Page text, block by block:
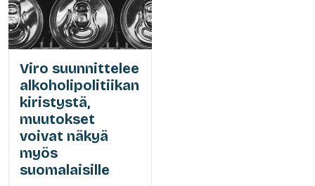
Viro suunnittelee
alkoholipolitiikan
kiristystä,
muutokset
voivat näkyä
myös
suomalaisille